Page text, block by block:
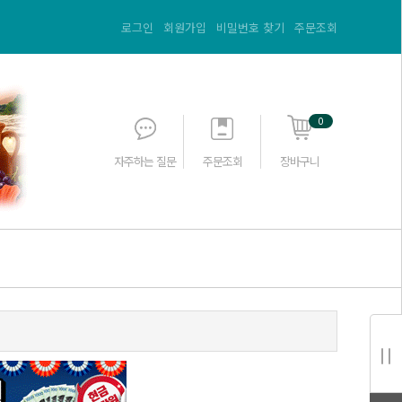
로그인 회원가입 비밀번호 찾기 주문조회
자주하는 질문 주문조회
0
장바구니